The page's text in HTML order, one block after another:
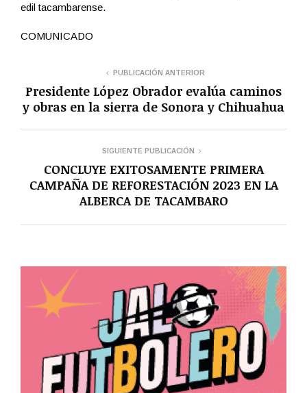
edil tacambarense.
COMUNICADO
PUBLICACIÓN ANTERIOR
Presidente López Obrador evalúa caminos
y obras en la sierra de Sonora y Chihuahua
SIGUIENTE PUBLICACIÓN
CONCLUYE EXITOSAMENTE PRIMERA
CAMPAÑA DE REFORESTACIÓN 2023 EN LA
ALBERCA DE TACAMBARO